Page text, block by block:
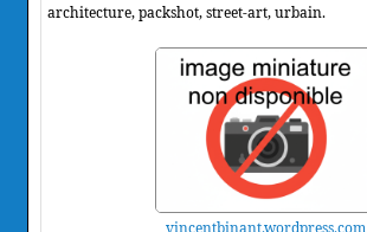
architecture, packshot, street-art, urbain.
vincentbinant.wordpress.com